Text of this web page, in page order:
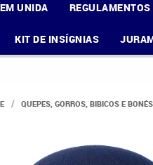
UNIDA
KIT DE INSÍGNIAS
QUEPES, GORROS, BIBICOS E BONÉS